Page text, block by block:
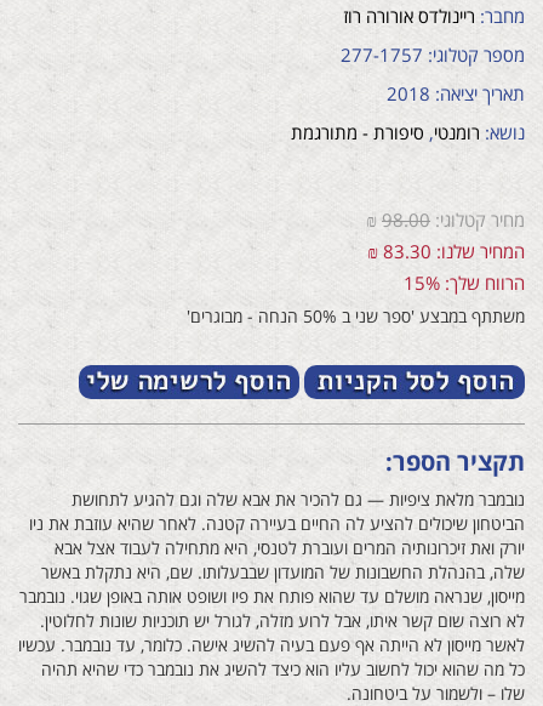
מחבר: ריינולדס אורורה רוז
מספר קטלוגי: 277-1757
תאריך יציאה: 2018
נושא: רומנטי, סיפורת - מתורגמת
מחיר קטלוגי: 98.00
₪
המחיר שלנו: 83.30 ₪
הרווח שלך: 15%
משתתף במבצע 'ספר שני ב 50% הנחה - מבוגרים'
תקציר הספר:
נובמבר מלאת ציפיות — גם להכיר את אבא שלה וגם להגיע לתחושת
הביטחון שיכולים להציע לה החיים בעיירה קטנה. לאחר שהיא עוזבת את ניו
יורק ואת זיכרונותיה המרים ועוברת לטנסי, היא מתחילה לעבוד אצל אבא
שלה, בהנהלת החשבונות של המועדון שבבעלותו. שם, היא נתקלת באשר
מייסון, שנראה מושלם עד שהוא פותח את פיו ושופט אותה באופן שגוי. נובמבר
לא רוצה שום קשר איתו, אבל לרוע מזלה, לגורל יש תוכניות שונות לחלוטין.
לאשר מייסון לא הייתה אף פעם בעיה להשיג אישה. כלומר, עד נובמבר. עכשיו
כל מה שהוא יכול לחשוב עליו הוא כיצד להשיג את נובמבר כדי שהיא תהיה
שלו – ולשמור על ביטחונה.